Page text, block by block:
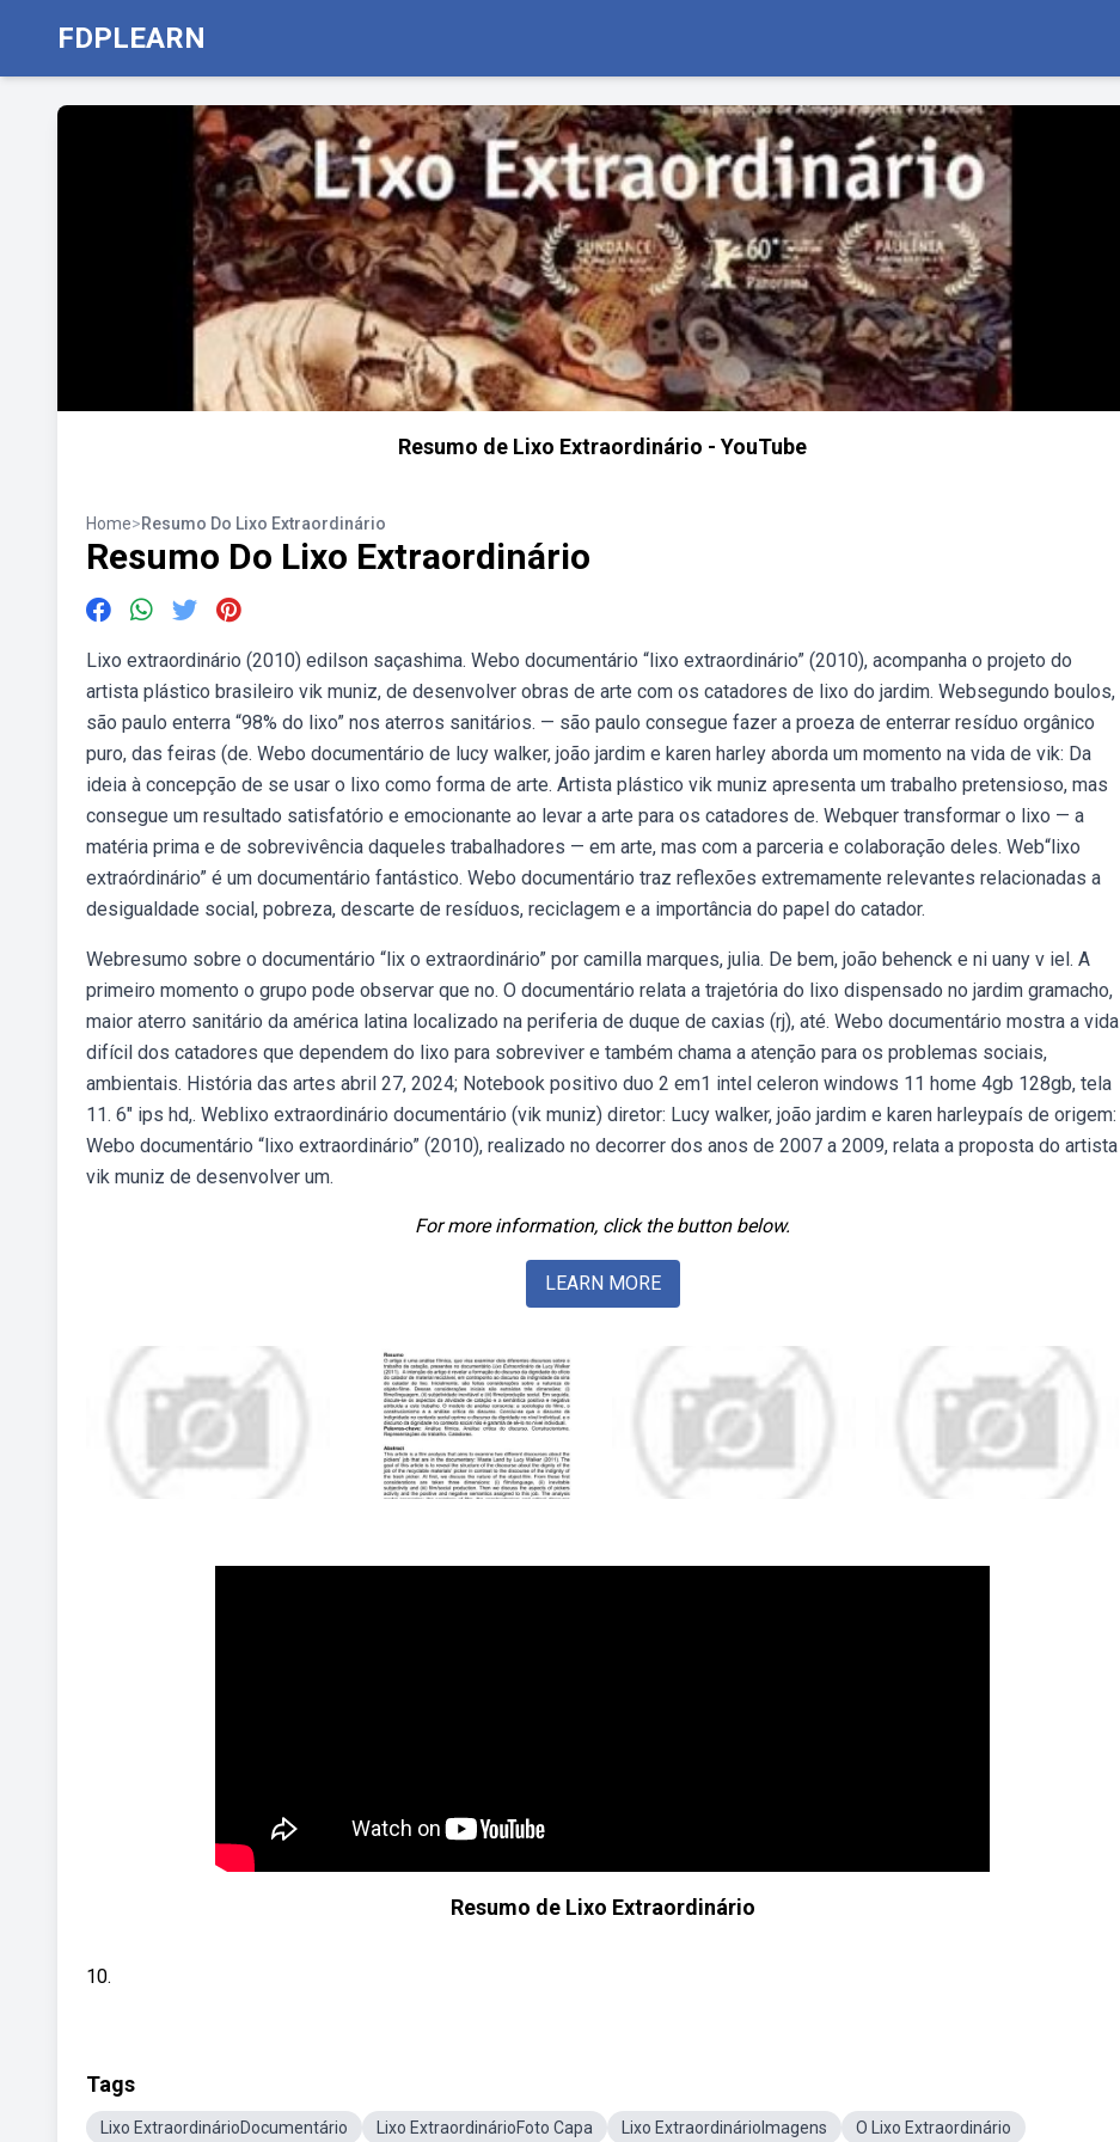
FDPLEARN
Resumo de Lixo Extraordinário - YouTube
Home>Resumo Do Lixo Extraordinário
Resumo Do Lixo Extraordinário
Lixo extraordinário (2010) edilson saçashima. Webo documentário “lixo extraordinário” (2010), acompanha o projeto do
artista plástico brasileiro vik muniz, de desenvolver obras de arte com os catadores de lixo do jardim. Websegundo boulos,
são paulo enterra “98% do lixo” nos aterros sanitários. — são paulo consegue fazer a proeza de enterrar resíduo orgânico
puro, das feiras (de. Webo documentário de lucy walker, joão jardim e karen harley aborda um momento na vida de vik: Da
ideia à concepção de se usar o lixo como forma de arte. Artista plástico vik muniz apresenta um trabalho pretensioso, mas
consegue um resultado satisfatório e emocionante ao levar a arte para os catadores de. Webquer transformar o lixo — a
matéria prima e de sobrevivência daqueles trabalhadores — em arte, mas com a parceria e colaboração deles. Web“lixo
extraórdinário” é um documentário fantástico. Webo documentário traz reflexões extremamente relevantes relacionadas a
desigualdade social, pobreza, descarte de resíduos, reciclagem e a importância do papel do catador.
Webresumo sobre o documentário “lix o extraordinário” por camilla marques, julia. De bem, joão behenck e ni uany v iel. A
primeiro momento o grupo pode observar que no. O documentário relata a trajetória do lixo dispensado no jardim gramacho,
maior aterro sanitário da américa latina localizado na periferia de duque de caxias (rj), até. Webo documentário mostra a vida
difícil dos catadores que dependem do lixo para sobreviver e também chama a atenção para os problemas sociais,
ambientais. História das artes abril 27, 2024; Notebook positivo duo 2 em1 intel celeron windows 11 home 4gb 128gb, tela
11. 6″ ips hd,. Weblixo extraordinário documentário (vik muniz) diretor: Lucy walker, joão jardim e karen harleypaís de origem:
Webo documentário “lixo extraordinário” (2010), realizado no decorrer dos anos de 2007 a 2009, relata a proposta do artista
vik muniz de desenvolver um.
For more information, click the button below.
LEARN MORE
Resumo de Lixo Extraordinário
10.
Tags
Lixo ExtraordinárioDocumentário Lixo ExtraordinárioFoto Capa Lixo ExtraordinárioImagens O Lixo Extraordinário